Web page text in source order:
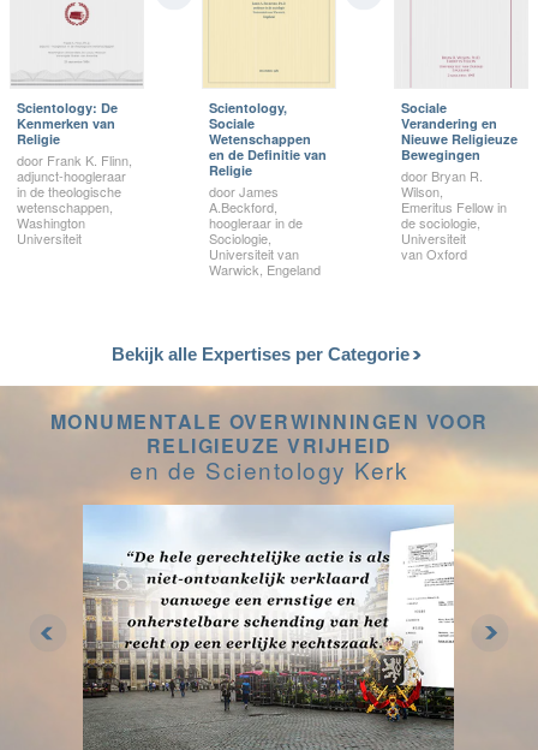
Scientology: De
Kenmerken van
Religie
door Frank K. Flinn,
adjunct-hoogleraar
in de theologische
wetenschappen,
Washington
Universiteit
Scientology,
Sociale
Wetenschappen
en de Definitie van
Religie
door James
A.Beckford,
hoogleraar in de
Sociologie,
Universiteit van
Warwick, Engeland
Sociale
Verandering en
Nieuwe Religieuze
Bewegingen
door Bryan R.
Wilson,
Emeritus Fellow in
de sociologie,
Universiteit
van Oxford
Bekijk alle Expertises per Categorie
MONUMENTALE OVERWINNINGEN VOOR
RELIGIEUZE VRIJHEID
en de Scientology Kerk